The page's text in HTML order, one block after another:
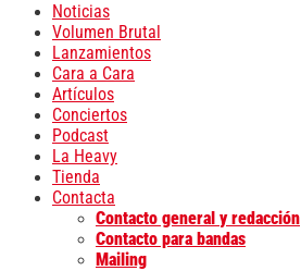
Noticias
Volumen Brutal
Lanzamientos
Cara a Cara
Artículos
Conciertos
Podcast
La Heavy
Tienda
Contacta
Contacto general y redacción
Contacto para bandas
Mailing